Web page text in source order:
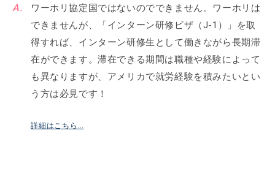
ワーホリ協定国ではないのでできません。ワーホリは
できませんが、「インターン研修ビザ（J-1）」を取
得すれば、インターン研修生として働きながら長期滞
在ができます。滞在できる期間は職種や経験によって
も異なりますが、アメリカで就労経験を積みたいとい
う方は必見です！
詳細はこちら…